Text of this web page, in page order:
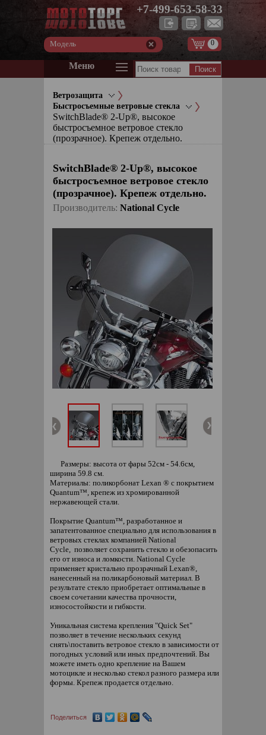
+7-499-653-58-33
Модель 0
Меню
Ветрозащита
Быстросъемные ветровые стекла
SwitchBlade® 2-Up®, высокое
быстросъемное ветровое стекло
(прозрачное). Крепеж отдельно.
SwitchBlade® 2-Up®, высокое
быстросъемное ветровое стекло
(прозрачное). Крепеж отдельно.
Производитель: National Cycle
Размеры: высота от фары 52см - 54.6см,
ширина 59.8 см.
Материалы: поликорбонат Lexan ® с покрытием
Quantum™, крепеж из хромированной
нержавеющей стали.
Покрытие Quantum™, разработанное и
запатентованное специально для использования в
ветровых стеклах компанией National
Cycle, позволяет сохранить стекло и обезопасить
его от износа и ломкости. National Cycle
применяет кристально прозрачный Lexan®,
нанесенный на поликарбоновый материал. В
результате стекло приобретает оптимальные в
своем сочетании качества прочности,
износостойкости и гибкости.
Уникальная система крепления "Quick Set"
позволяет в течение нескольких секунд
снять\поставить ветровое стекло в зависимости от
погодных условий или иных предпочтений. Вы
можете иметь одно крепление на Вашем
мотоцикле и несколько стекол разного размера или
формы. Крепеж продается отдельно.
Поделиться